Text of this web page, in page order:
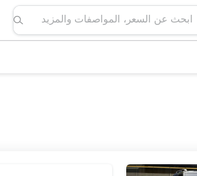
ابحث عن السعر، المواصفات والمزيد